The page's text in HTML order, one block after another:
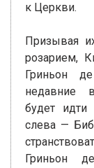
к Церкви.
Призывая
розарием,
Гриньон
недавние
будет
слева —
Гриньон